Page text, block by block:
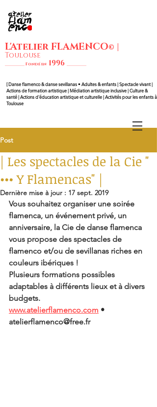
L'Atelier FLAMENCO© |
Toulouse
__________ Fondé en 1996
[ Danse flamenco & danse sevillanas • Adultes & enfants | Spectacle vivant |
Actions de formation artistique | Médiation artistique inclusive | Culture &
santé | Actions d'éducation artistique et culturelle | Activités pour les enfants à
Toulouse
Post
| Les spectacles de la Cie "
••• Y Flamencas" |
Dernière mise à jour : 17 sept. 2019
Vous souhaitez organiser une soirée
flamenca, un événement privé, un
anniversaire, la Cie de danse flamenca
vous propose des spectacles de
flamenco et/ou de sevillanas riches en
couleurs ibériques !
Plusieurs formations possibles
adaptables à différents lieux et à divers
budgets.
www.atelierflamenco.com •
atelierflamenco@free.fr